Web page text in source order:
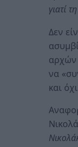
γιατί
Δεν
αρχών
να
και